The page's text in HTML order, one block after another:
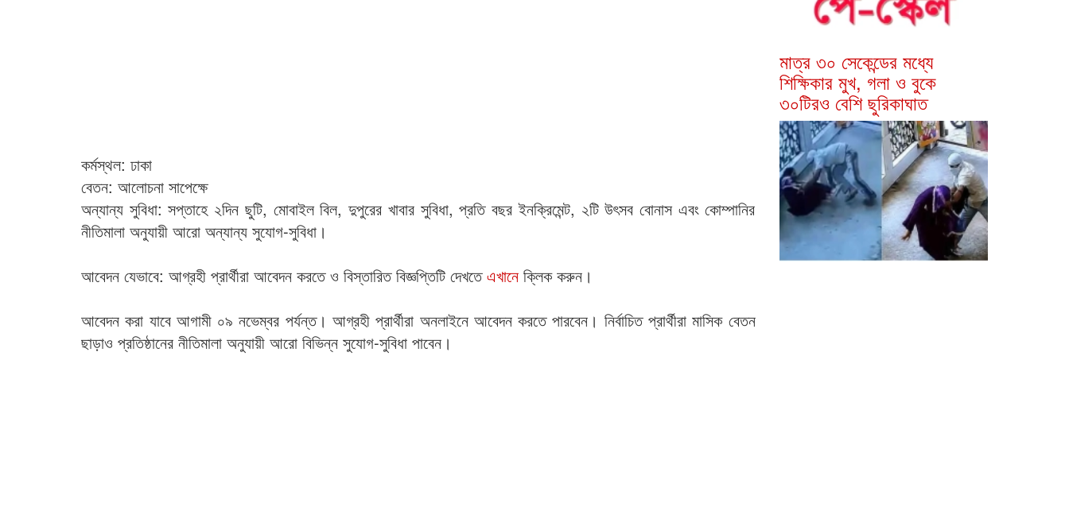
কর্মস্থল: ঢাকা
বেতন: আলোচনা সাপেক্ষে
অন্যান্য সুবিধা: সপ্তাহে ২দিন ছুটি, মোবাইল বিল, দুপুরের খাবার সুবিধা, প্রতি বছর ইনক্রিমেন্ট, ২টি উৎসব বোনাস এবং কোম্পানির
নীতিমালা অনুযায়ী আরো অন্যান্য সুযোগ-সুবিধা।
আবেদন যেভাবে: আগ্রহী প্রার্থীরা আবেদন করতে ও বিস্তারিত বিজ্ঞপ্তিটি দেখতেএখানে ক্লিক করুন।
আবেদন করা যাবে আগামী ০৯ নভেম্বর পর্যন্ত। আগ্রহী প্রার্থীরা অনলাইনে আবেদন করতে পারবেন। নির্বাচিত প্রার্থীরা মাসিক বেতন
ছাড়াও প্রতিষ্ঠানের নীতিমালা অনুযায়ী আরো বিভিন্ন সুযোগ-সুবিধা পাবেন।
মাত্র ৩০ সেকেন্ডের মধ্যে
শিক্ষিকার মুখ, গলা ও বুকে
৩০টিরও বেশি ছুরিকাঘাত